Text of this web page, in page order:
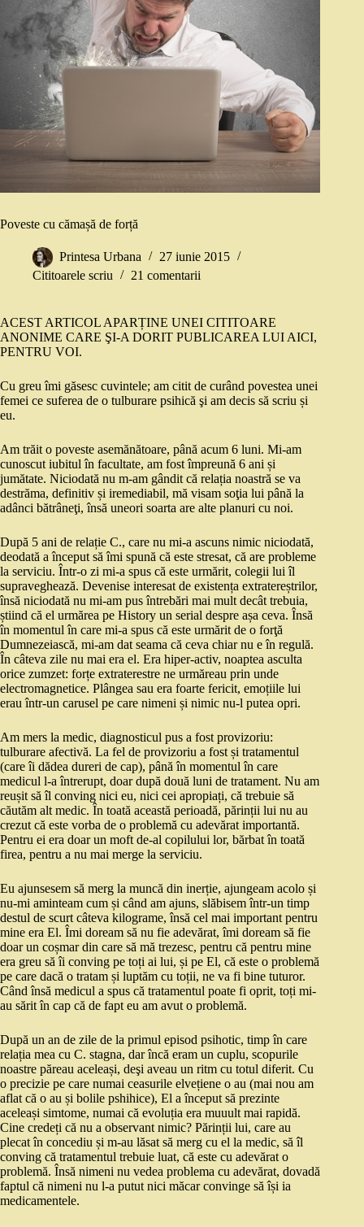
Poveste cu cămașă de forță
Printesa Urbana
27 iunie 2015
Cititoarele scriu
21 comentarii
ACEST ARTICOL APARȚINE UNEI CITITOARE
ANONIME CARE ŞI-A DORIT PUBLICAREA LUI AICI,
PENTRU VOI.
Cu greu îmi găsesc cuvintele; am citit de curând povestea unei
femei ce suferea de o tulburare psihică şi am decis să scriu și
eu.
Am trăit o poveste asemănătoare, până acum 6 luni. Mi-am
cunoscut iubitul în facultate, am fost împreună 6 ani și
jumătate. Niciodată nu m-am gândit că relația noastră se va
destrăma, definitiv și iremediabil, mă visam soţia lui până la
adânci bătrâneţi, însă uneori soarta are alte planuri cu noi.
După 5 ani de relație C., care nu mi-a ascuns nimic niciodată,
deodată a început să îmi spună că este stresat, că are probleme
la serviciu. Într-o zi mi-a spus că este urmărit, colegii lui îl
supraveghează. Devenise interesat de existența extratereștrilor,
însă niciodată nu mi-am pus întrebări mai mult decât trebuia,
știind că el urmărea pe History un serial despre așa ceva. Însă
în momentul în care mi-a spus că este urmărit de o forţă
Dumnezeiască, mi-am dat seama că ceva chiar nu e în regulă.
În câteva zile nu mai era el. Era hiper-activ, noaptea asculta
orice zumzet: forțe extraterestre ne urmăreau prin unde
electromagnetice. Plângea sau era foarte fericit, emoțiile lui
erau într-un carusel pe care nimeni și nimic nu-l putea opri.
Am mers la medic, diagnosticul pus a fost provizoriu:
tulburare afectivă. La fel de provizoriu a fost și tratamentul
(care îi dădea dureri de cap), până în momentul în care
medicul l-a întrerupt, doar după două luni de tratament. Nu am
reușit să îl conving nici eu, nici cei apropiați, că trebuie să
căutăm alt medic. În toată această perioadă, părinții lui nu au
crezut că este vorba de o problemă cu adevărat importantă.
Pentru ei era doar un moft de-al copilului lor, bărbat în toată
firea, pentru a nu mai merge la serviciu.
Eu ajunsesem să merg la muncă din inerție, ajungeam acolo și
nu-mi aminteam cum și când am ajuns, slăbisem într-un timp
destul de scurt câteva kilograme, însă cel mai important pentru
mine era El. Îmi doream să nu fie adevărat, îmi doream să fie
doar un coșmar din care să mă trezesc, pentru că pentru mine
era greu să îi conving pe toți ai lui, și pe El, că este o problemă
pe care dacă o tratam și luptăm cu toții, ne va fi bine tuturor.
Când însă medicul a spus că tratamentul poate fi oprit, toți mi-
au sărit în cap că de fapt eu am avut o problemă.
După un an de zile de la primul episod psihotic, timp în care
relația mea cu C. stagna, dar încă eram un cuplu, scopurile
noastre păreau aceleași, deşi aveau un ritm cu totul diferit. Cu
o precizie pe care numai ceasurile elvețiene o au (mai nou am
aflat că o au și bolile pshihice), El a început să prezinte
aceleași simtome, numai că evoluția era muuult mai rapidă.
Cine credeți că nu a observant nimic? Părinții lui, care au
plecat în concediu și m-au lăsat să merg cu el la medic, să îl
conving că tratamentul trebuie luat, că este cu adevărat o
problemă. Însă nimeni nu vedea problema cu adevărat, dovadă
faptul că nimeni nu l-a putut nici măcar convinge să își ia
medicamentele.